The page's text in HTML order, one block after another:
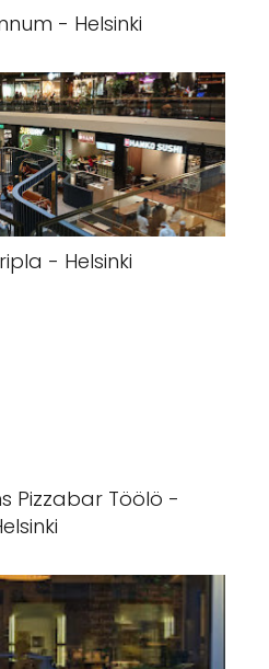
- Helsinki
- Helsinki
Pizzabar Töölö -